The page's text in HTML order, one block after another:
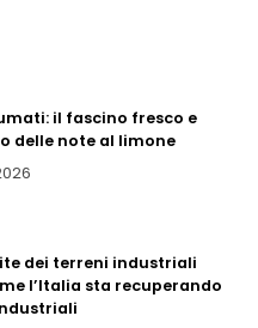
il fascino fresco e
delle note al limone
dei terreni industriali
l’Italia sta recuperando